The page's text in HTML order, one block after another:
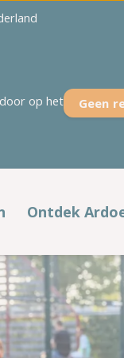
Geen
op het
Ginsterveld
De Meerpaal
De Meulinge
De Paardekreek
Campings aan
pad
Ontdek